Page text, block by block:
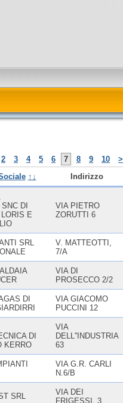
2 3 4 5 6 7 8 9 10 >
↑↓ Indirizzo
DI
E
VIA PIETRO
ZORUTTI 6
SRL
V. MATTEOTTI,
7/A
VIA DI
PROSECCO 2/2
DI
VIA GIACOMO
PUCCINI 12
DI
KERRO
VIA
DELL''INDUSTRIA
63
VIA G.R. CARLI
N.6/B
SRL
VIA DEI
FRIGESSI, 3